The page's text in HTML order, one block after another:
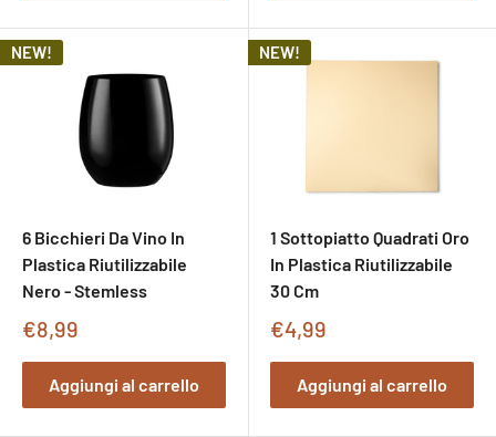
NEW!
6 Bicchieri Da Vino In
Plastica Riutilizzabile
Nero - Stemless
Prezzo
vendita
€8,99
Aggiungi al carrello
NEW!
1 Sottopiatto Quadrati Oro
In Plastica Riutilizzabile
30 Cm
Prezzo
vendita
€4,99
Aggiungi al carrello